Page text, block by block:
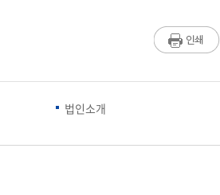
라이프복지상담학과
시
정,성적인정
입학/취업
대학/대학원
법인소개